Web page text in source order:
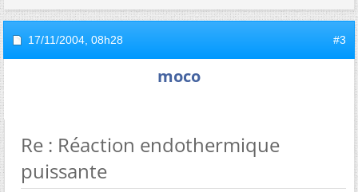
17/11/2004, 08h28 #3
moco
Re : Réaction endothermique
puissante